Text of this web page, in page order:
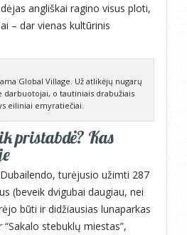
angliškai ragino visus ploti,
– dar vienas kultūrinis
Global Village. Už atlikėjų nugarų
darbuotojai, o tautiniais drabužiais
eiliniai emyratiečiai.
pristabdė? Kas
turėjusio užimti 287
(beveik dvigubai daugiau, nei
būti ir didžiausias lunaparkas
stebuklų miestas”,